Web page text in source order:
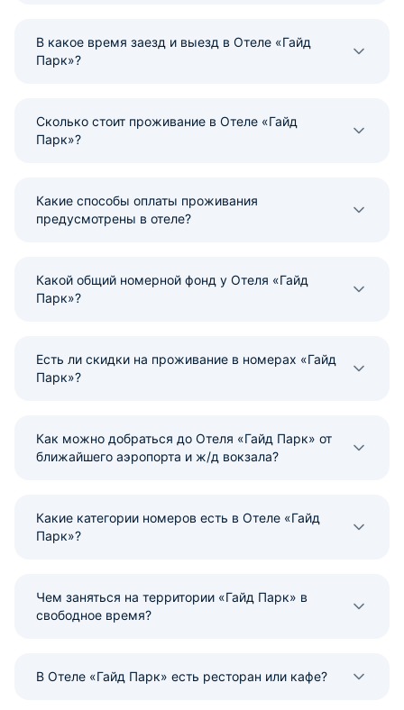
В какое время заезд и выезд в Отеле «Гайд
Парк»?
Сколько стоит проживание в Отеле «Гайд
Парк»?
Какие способы оплаты проживания
предусмотрены в отеле?
Какой общий номерной фонд у Отеля «Гайд
Парк»?
Есть ли скидки на проживание в номерах «Гайд
Парк»?
Как можно добраться до Отеля «Гайд Парк» от
ближайшего аэропорта и ж/д вокзала?
Какие категории номеров есть в Отеле «Гайд
Парк»?
Чем заняться на территории «Гайд Парк» в
свободное время?
В Отеле «Гайд Парк» есть ресторан или кафе?